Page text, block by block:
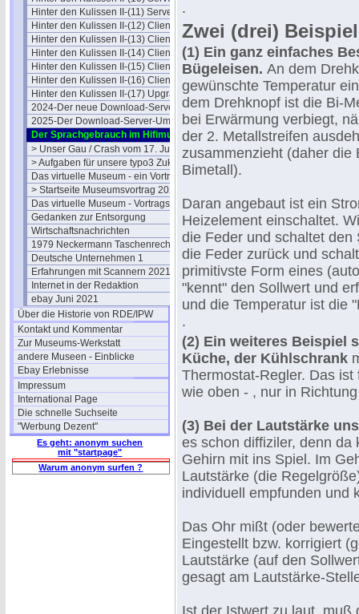
Hinter den Kulissen II-(11) Server
Hinter den Kulissen II-(12) Clients
Hinter den Kulissen II-(13) Clients
Hinter den Kulissen II-(14) Clients
Hinter den Kulissen II-(15) Clients
Hinter den Kulissen II-(16) Clients
Hinter den Kulissen II-(17) Upgrade
2024-Der neue Download-Server
2025-Der Download-Server-Umzug
Der Sprachgebrauch im Hifimuseum
> Unser Gau / Crash vom 17. Juli
> Aufgaben für unsere typo3 Zukunft
Das virtuelle Museum - ein Vortrag
> Startseite Museumsvortrag 2021
Das virtuelle Museum - Vortragstext
Gedanken zur Entsorgung
Wirtschaftsnachrichten
1979 Neckermann Taschenrechner
Deutsche Unternehmen 1
Erfahrungen mit Scannern 2021
Internet in der Redaktion
ebay Juni 2021
Über die Historie von RDE/IPW
Kontakt und Kommentar
Zur Museums-Werkstatt
andere Museen - Einblicke
Ebay Erlebnisse
Impressum
International Page
Die schnelle Suchseite
"Werbung Dezent"
Es geht: anonym suchen
mit "startpage"
Warum anonym surfen ?
.
Zwei (drei)
(1) Ein ganz einfaches
Bügeleisen. An dem
gewünschte Temperatur
dem Drehknopf ist die Bi-
bei Erwärmung verbiegt,
der 2. Metallstreifen
zusammenzieht (daher die
Bimetall).
Daran angebaut ist ein
Heizelement einschaltet.
die Feder und schaltet den
die Feder zurück und
primitivste Form eines
"kennt" den Sollwert und
und die Temperatur ist die
.
(2) Ein weiteres Beispiel
Küche, der Kühlschrank
Thermostat-Regler. Das ist
wie oben - , nur in
(3) Bei der Lautstärke
es schon diffiziler, denn da
Gehirn mit ins Spiel. Im
Lautstärke (die
individuell empfunden und
Das Ohr mißt (oder
Eingestellt bzw. korrigiert
Lautstärke (auf den
gesagt am Lautstärke-
Ist der Istwert zu laut, muß